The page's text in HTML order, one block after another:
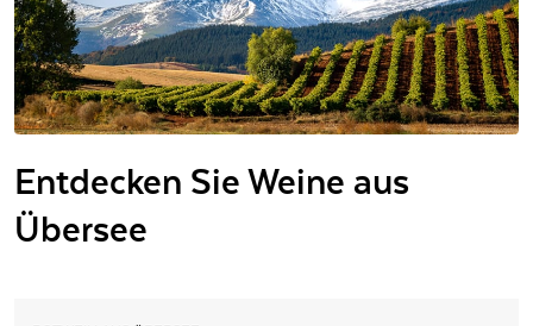
Entdecken Sie Weine aus
Übersee